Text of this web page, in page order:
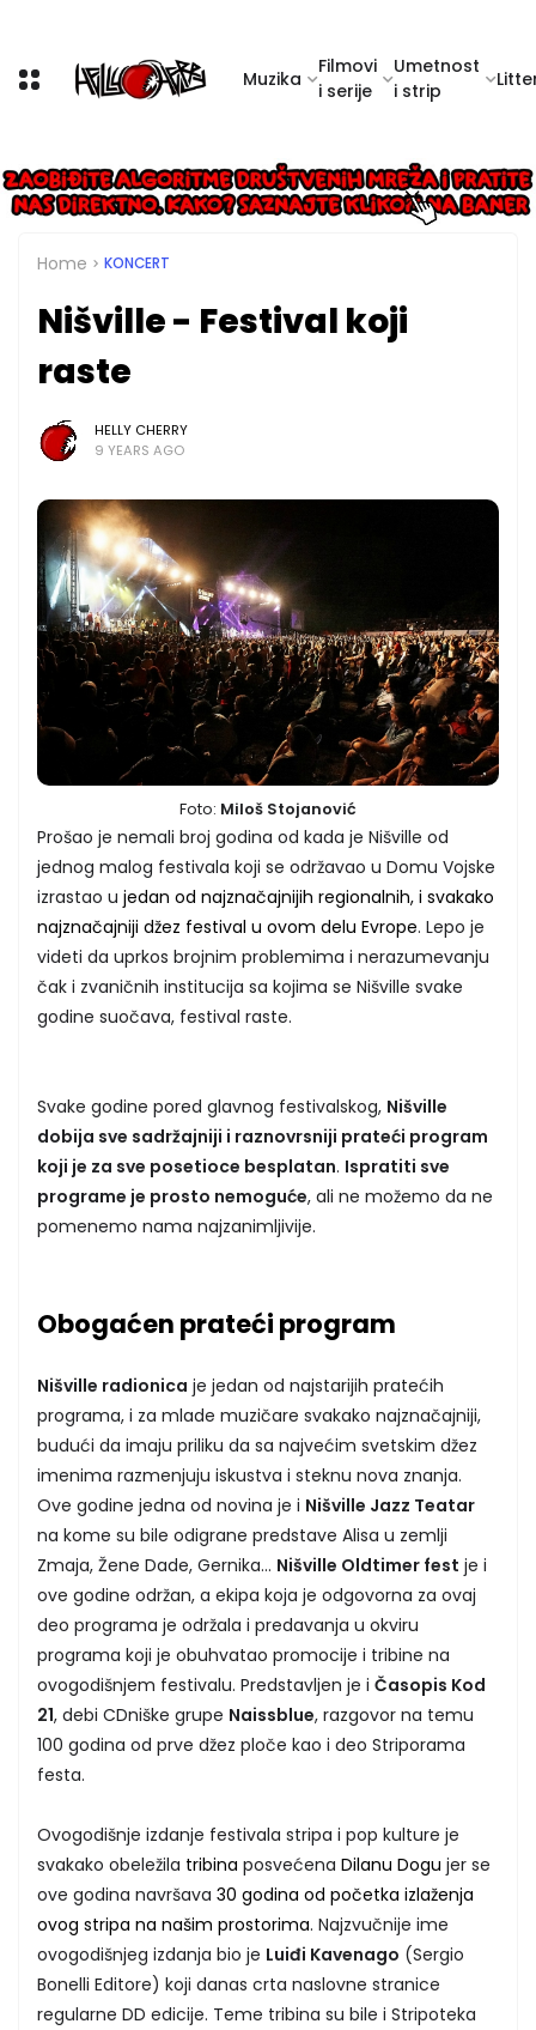
Muzika
Filmovi
i serije
Umetnost
i strip
Home KONCERT
Nišville - Festival koji
raste
HELLY CHERRY
9 YEARS AGO
Foto: Miloš Stojanović
Prošao je nemali broj godina od kada je Nišville od
jednog malog festivala koji se održavao u Domu Vojske
izrastao u jedan od najznačajnijih regionalnih, i svakako
najznačajniji džez festival u ovom delu Evrope. Lepo je
videti da uprkos brojnim problemima i nerazumevanju
čak i zvaničnih institucija sa kojima se Nišville svake
godine suočava, festival raste.
Svake godine pored glavnog festivalskog, Nišville
dobija sve sadržajniji i raznovrsniji prateći program
koji je za sve posetioce besplatan. Ispratiti sve
programe je prosto nemoguće, ali ne možemo da ne
pomenemo nama najzanimljivije.
Obogaćen prateći program
Nišville radionica je jedan od najstarijih pratećih
programa, i za mlade muzičare svakako najznačajniji,
budući da imaju priliku da sa najvećim svetskim džez
imenima razmenjuju iskustva i steknu nova znanja.
Ove godine jedna od novina je i Nišville Jazz Teatar
na kome su bile odigrane predstave Alisa u zemlji
Zmaja, Žene Dade, Gernika... Nišville Oldtimer fest je i
ove godine održan, a ekipa koja je odgovorna za ovaj
deo programa je održala i predavanja u okviru
programa koji je obuhvatao promocije i tribine na
ovogodišnjem festivalu. Predstavljen je i Časopis Kod
21, debi CDniške grupe Naissblue, razgovor na temu
100 godina od prve džez ploče kao i deo Striporama
festa.
Ovogodišnje izdanje festivala stripa i pop kulture je
svakako obeležila tribina posvećena Dilanu Dogu jer se
ove godina navršava 30 godina od početka izlaženja
ovog stripa na našim prostorima. Najzvučnije ime
ovogodišnjeg izdanja bio je Luiđi Kavenago (Sergio
Bonelli Editore) koji danas crta naslovne stranice
regularne DD edicije. Teme tribina su bile i Stripoteka